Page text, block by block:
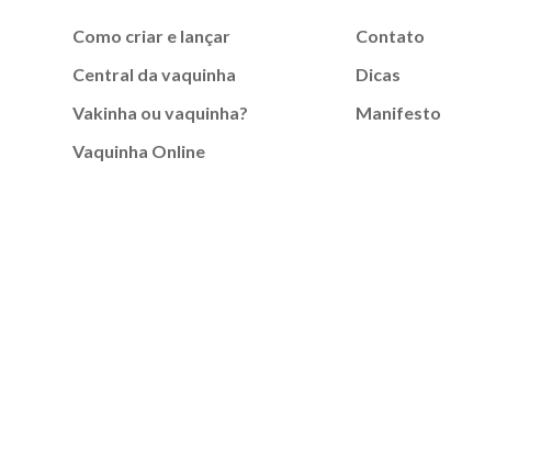
Como criar e lançar
Central da vaquinha
Vakinha ou vaquinha?
Vaquinha Online
Contato
Dicas
Manifesto